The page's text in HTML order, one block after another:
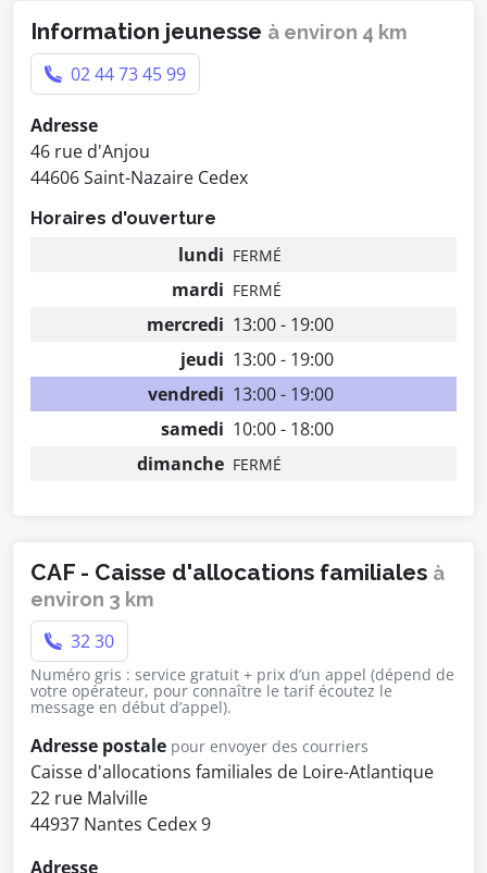
Information jeunesse à environ 4 km
02 44 73 45 99
Adresse
46 rue d'Anjou
44606 Saint-Nazaire Cedex
Horaires d'ouverture
lundi FERMÉ
mardi FERMÉ
mercredi 13:00 - 19:00
jeudi 13:00 - 19:00
vendredi 13:00 - 19:00
samedi 10:00 - 18:00
dimanche FERMÉ
CAF - Caisse d'allocations familiales à
environ 3 km
32 30
Numéro gris : service gratuit + prix d’un appel (dépend de
votre opérateur, pour connaître le tarif écoutez le
message en début d’appel).
Adresse postale pour envoyer des courriers
Caisse d'allocations familiales de Loire-Atlantique
22 rue Malville
44937 Nantes Cedex 9
Adresse